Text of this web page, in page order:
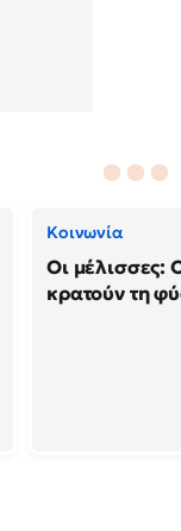
Κοινωνία
Οι μέλισσες:
κρατούν τη